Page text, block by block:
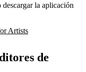
la aplicación
Artists
de